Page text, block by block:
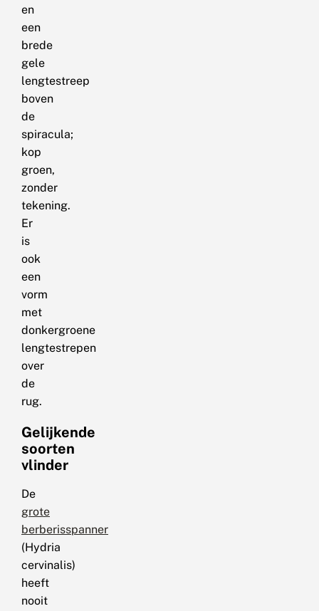
en
een
brede
gele
lengtestreep
boven
de
spiracula;
kop
groen,
zonder
tekening.
Er
is
ook
een
vorm
met
donkergroene
lengtestrepen
over
de
rug.
Gelijkende
soorten
vlinder
De
grote
berberisspanner
(Hydria
cervinalis)
heeft
nooit